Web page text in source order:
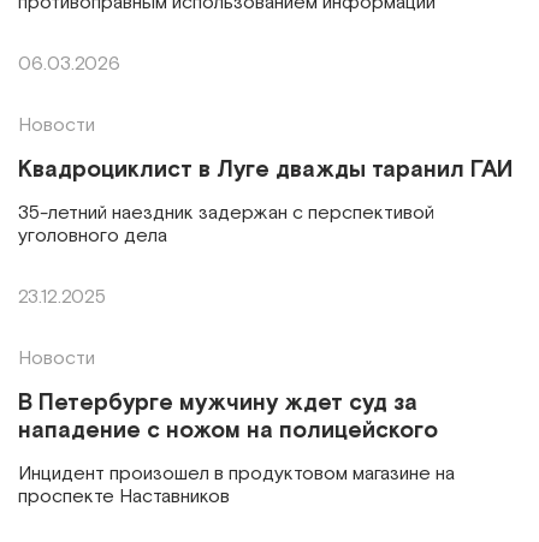
06.03.2026
Новости
Квадроциклист в Луге дважды таранил ГАИ
35-летний наездник задержан с перспективой
уголовного дела
23.12.2025
Новости
В Петербурге мужчину ждет суд за
нападение с ножом на полицейского
Инцидент произошел в продуктовом магазине на
проспекте Наставников